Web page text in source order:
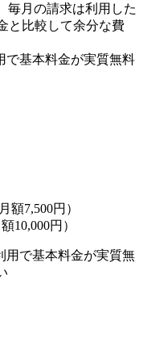
毎月の請求は利用した
と比較して余分な費
で基本料金が実質無料
額7,500円）
10,000円）
用で基本料金が実質無